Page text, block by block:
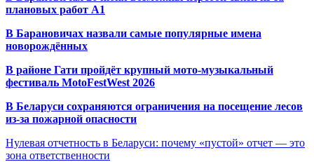
плановых работ A1
В Барановичах назвали самые популярные имена
новорождённых
В районе Гати пройдёт крупный мото-музыкальный
фестиваль MotoFestWest 2026
В Беларуси сохраняются ограничения на посещение лесов
из-за пожарной опасности
Нулевая отчетность в Беларуси: почему «пустой» отчет — это
зона ответственности